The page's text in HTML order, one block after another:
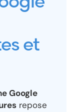
et
Google
repose